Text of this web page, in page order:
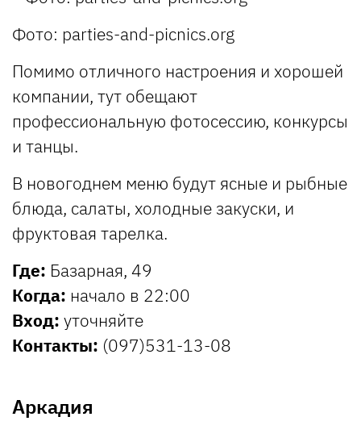
Фото: parties-and-picnics.org
Помимо отличного настроения и хорошей
компании, тут обещают
профессиональную фотосессию, конкурсы
и танцы.
В новогоднем меню будут ясные и рыбные
блюда, салаты, холодные закуски, и
фруктовая тарелка.
Где: Базарная, 49
Когда: начало в 22:00
Вход: уточняйте
Контакты: (097)531-13-08
Аркадия